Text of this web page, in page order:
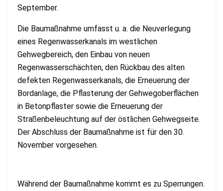
September.
Die Baumaßnahme umfasst u. a. die Neuverlegung
eines Regenwasserkanals im westlichen
Gehwegbereich, den Einbau von neuen
Regenwasserschächten, den Rückbau des alten
defekten Regenwasserkanals, die Erneuerung der
Bordanlage, die Pflasterung der Gehwegoberflächen
in Betonpflaster sowie die Erneuerung der
Straßenbeleuchtung auf der östlichen Gehwegseite.
Der Abschluss der Baumaßnahme ist für den 30.
November vorgesehen.
Während der Baumaßnahme kommt es zu Sperrungen.